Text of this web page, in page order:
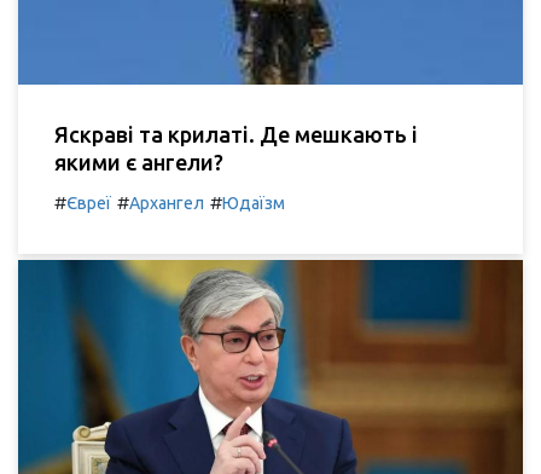
Яскраві та крилаті. Де мешкають і
якими є ангели?
#Євреї #Архангел #Юдаїзм